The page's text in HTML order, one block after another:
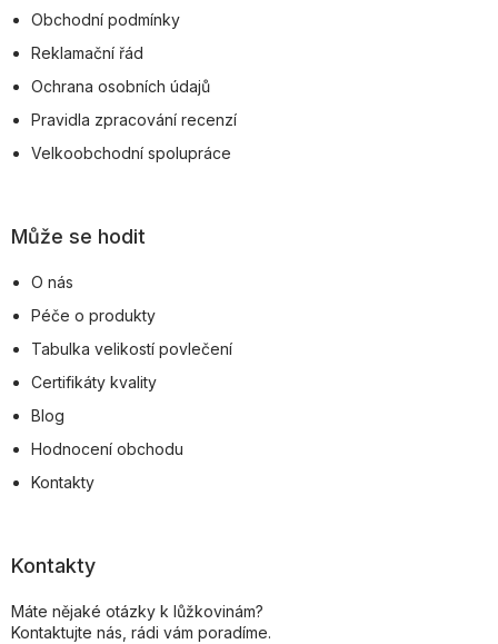
Obchodní podmínky
Reklamační řád
Ochrana osobních údajů
Pravidla zpracování recenzí
Velkoobchodní spolupráce
Může se hodit
O nás
Péče o produkty
Tabulka velikostí povlečení
Certifikáty kvality
Blog
Hodnocení obchodu
Kontakty
Kontakty
Máte nějaké otázky k lůžkovinám?
Kontaktujte nás, rádi vám poradíme.